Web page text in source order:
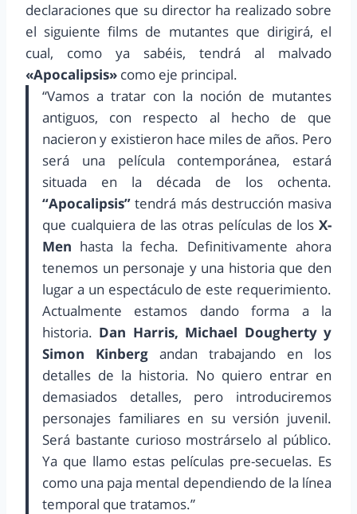
declaraciones que su director ha realizado sobre
el siguiente films de mutantes que dirigirá, el
cual, como ya sabéis, tendrá al malvado
«Apocalipsis» como eje principal.
“Vamos a tratar con la noción de mutantes
antiguos, con respecto al hecho de que
nacieron y existieron hace miles de años. Pero
será una película contemporánea, estará
situada en la década de los ochenta.
“Apocalipsis”tendrá más destrucción masiva
que cualquiera de las otras películas de los X-
Men hasta la fecha. Definitivamente ahora
tenemos un personaje y una historia que den
lugar a un espectáculo de este requerimiento.
Actualmente estamos dando forma a la
historia. Dan Harris, Michael Dougherty y
Simon Kinberg andan trabajando en los
detalles de la historia. No quiero entrar en
demasiados detalles, pero introduciremos
personajes familiares en su versión juvenil.
Será bastante curioso mostrárselo al público.
Ya que llamo estas películas pre-secuelas. Es
como una paja mental dependiendo de la línea
temporal que tratamos.”